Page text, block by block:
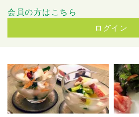
会員の方はこちら
ログイン